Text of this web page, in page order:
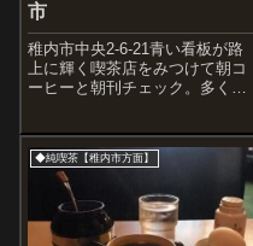
市
稚内市中央2-6-21青い看板が路
上に輝く喫茶店をみつけて朝コ
ーヒーと朝刊チェック。多くの
◆純喫茶【稚内市方面】